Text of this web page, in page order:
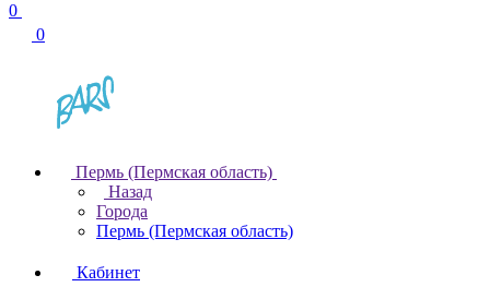
0
0
Пермь (Пермская область)
Назад
Города
Пермь (Пермская область)
Кабинет